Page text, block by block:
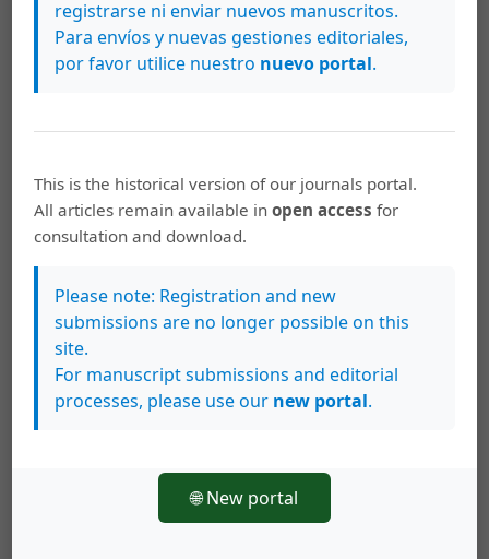
Derechos de autor 2014 Actualidades Investigativas en
Descargas
registrarse ni enviar nuevos manuscritos.
Para envíos y nuevas gestiones editoriales,
por favor utilice nuestro nuevo portal.
This is the historical version of our journals portal.
All articles remain available inopen access for
consultation and download.
Please note: Registration and new
submissions are no longer possible on this
site.
For manuscript submissions and editorial
processes, please use our new portal.
🌐 New portal